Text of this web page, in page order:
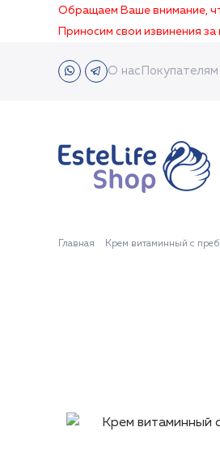
Обращаем Ваше внимание,
Приносим свои извинения
О нас Покупателям
Главная Крем витаминный с